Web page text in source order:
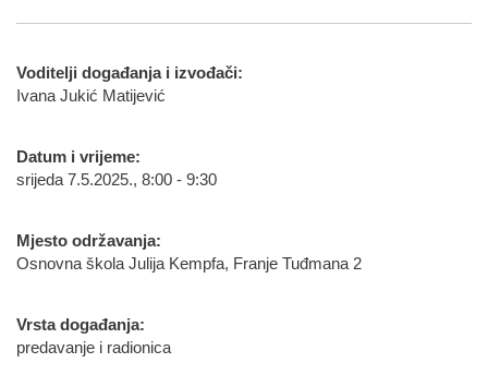
Voditelji događanja i izvođači:
Ivana Jukić Matijević
Datum i vrijeme:
srijeda 7.5.2025., 8:00 - 9:30
Mjesto održavanja:
Osnovna škola Julija Kempfa, Franje Tuđmana 2
Vrsta događanja:
predavanje i radionica